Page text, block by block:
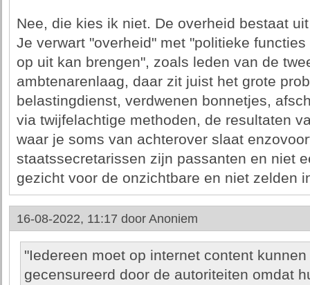
Nee, die kies ik niet. De overheid bestaat
Je verwart "overheid" met "politieke
op uit kan brengen", zoals leden van de
ambtenarenlaag, daar zit juist het grote
belastingdienst, verdwenen bonnetjes,
via twijfelachtige methoden, de resultaten
waar je soms van achterover slaat
staatssecretarissen zijn passanten en niet
gezicht voor de onzichtbare en niet zelden
16-08-2022, 11:17 door Anoniem
"Iedereen moet op internet content
gecensureerd door de autoriteiten omdat